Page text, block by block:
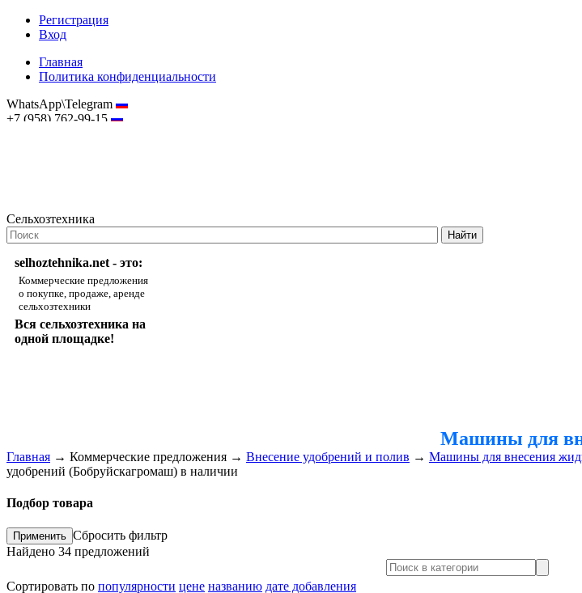
Регистрация
Вход
Главная
Политика конфиденциальности
WhatsApp\Telegram
+7 (958) 762-99-15
Сельхозтехника
selhoztehnika.net - это:
Коммерческие предложения
о покупке, продаже, аренде
сельхозтехники
Вся сельхозтехника на
одной площадке!
Машины для
Главная → Коммерческие предложения → Внесение удобрений и полив → Машины для внесения
удобрений (Бобруйскагромаш) в наличии
Подбор товара
Сбросить фильтр
Найдено 34 предложений
Сортировать по популярности цене названию дате добавления